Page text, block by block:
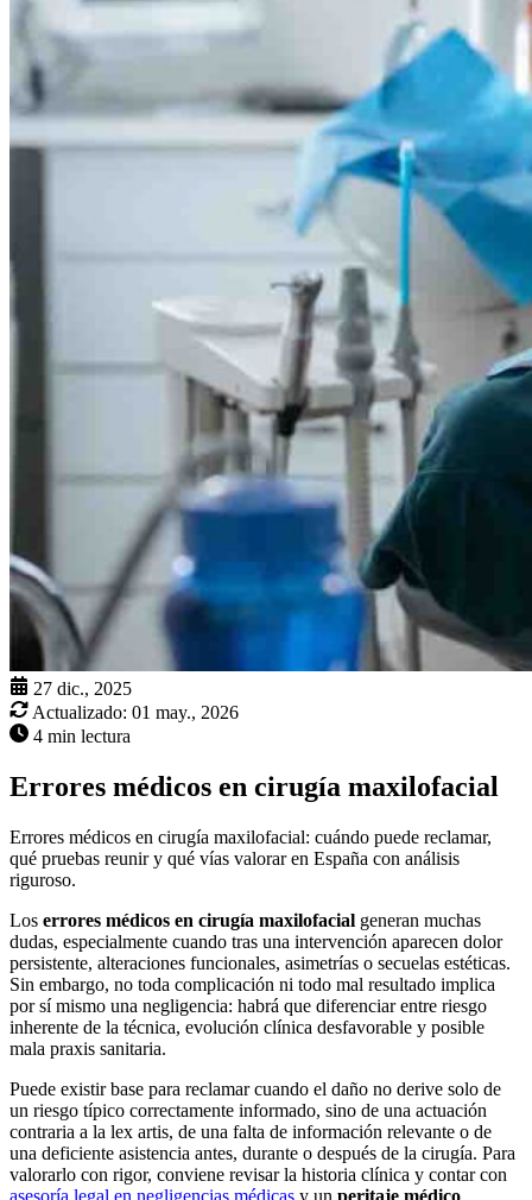
27 dic., 2025
Actualizado: 01 may., 2026
4 min lectura
Errores médicos en cirugía maxilofacial
Errores médicos en cirugía maxilofacial: cuándo puede reclamar,
qué pruebas reunir y qué vías valorar en España con análisis
riguroso.
Los errores médicos en cirugía maxilofacial generan muchas
dudas, especialmente cuando tras una intervención aparecen dolor
persistente, alteraciones funcionales, asimetrías o secuelas estéticas.
Sin embargo, no toda complicación ni todo mal resultado implica
por sí mismo una negligencia: habrá que diferenciar entre riesgo
inherente de la técnica, evolución clínica desfavorable y posible
mala praxis sanitaria.
Puede existir base para reclamar cuando el daño no derive solo de
un riesgo típico correctamente informado, sino de una actuación
contraria a la lex artis, de una falta de información relevante o de
una deficiente asistencia antes, durante o después de la cirugía. Para
valorarlo con rigor, conviene revisar la historia clínica y contar con